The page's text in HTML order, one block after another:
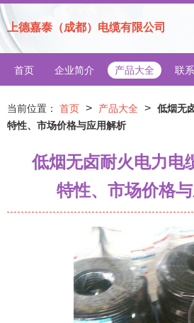
上德嘉泰（成都）电缆有限公司
首页 企业简介 产品大全 联
当前位置： 首页 > 产品大全 > 低烟无
特性、市场价格与应用解析
低烟无卤耐火电力电
特性、市场价格